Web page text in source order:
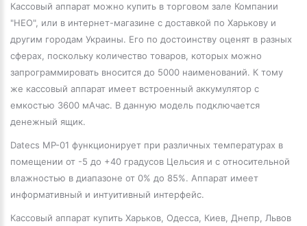
Кассовый аппарат можно купить в торговом зале Компании
"НЕО", или в интернет-магазине с доставкой по Харькову и
другим городам Украины. Его по достоинству оценят в разных
сферах, поскольку количество товаров, которых можно
запрограммировать вносится до 5000 наименований. К тому
же кассовый аппарат имеет встроенный аккумулятор с
емкостью 3600 мАчас. В данную модель подключается
денежный ящик.
Datecs MP-01 функционирует при различных температурах в
помещении от -5 до +40 градусов Цельсия и с относительной
влажностью в диапазоне от 0% до 85%. Аппарат имеет
информативный и интуитивный интерфейс.
Кассовый аппарат купить Харьков, Одесса, Киев, Днепр, Львов